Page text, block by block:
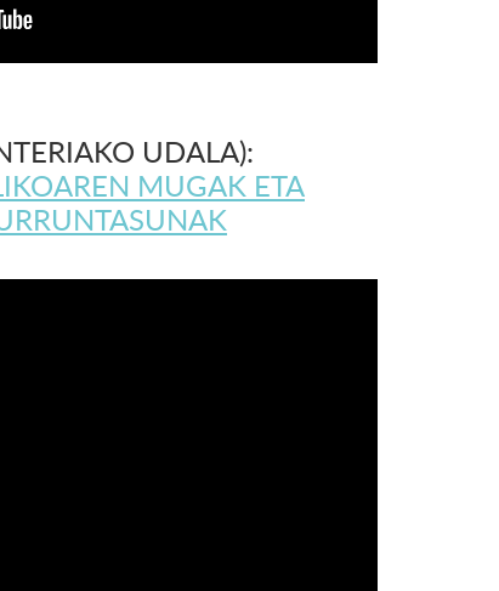
UDALA):
MUGAK ETA